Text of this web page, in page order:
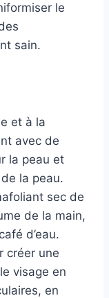
le
sain.
et à la
avec de
la peau et
la peau.
sec de
de la main,
d’eau.
créer une
visage en
en